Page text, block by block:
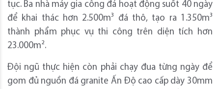
tục. Ba nhà máy gia công đá hoạt động suốt 40 ngày
để khai thác hơn 2.500m³ đá thô, tạo ra 1.350m³
thành phẩm phục vụ thi công trên diện tích hơn
23.000m².
Đội ngũ thực hiện còn phải chạy đua từng ngày để
gom đủ nguồn đá granite Ấn Độ cao cấp dày 30mm